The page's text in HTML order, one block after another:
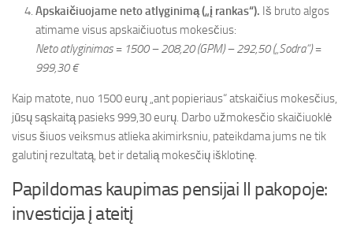
Apskaičiuojame neto atlyginimą („į rankas“). Iš bruto algos
atimame visus apskaičiuotus mokesčius:
Neto atlyginimas = 1500 – 208,20 (GPM) – 292,50 („Sodra“) =
999,30 €
Kaip matote, nuo 1500 eurų „ant popieriaus“ atskaičius mokesčius,
jūsų sąskaitą pasieks 999,30 eurų. Darbo užmokesčio skaičiuoklė
visus šiuos veiksmus atlieka akimirksniu, pateikdama jums ne tik
galutinį rezultatą, bet ir detalią mokesčių išklotinę.
Papildomas kaupimas pensijai II pakopoje:
investicija į ateitį